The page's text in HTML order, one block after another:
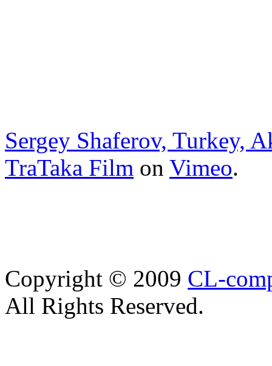
Sergey Shaferov, Turkey,
TraTaka Film on Vimeo.
Copyright © 2009 CL-
All Rights Reserved.